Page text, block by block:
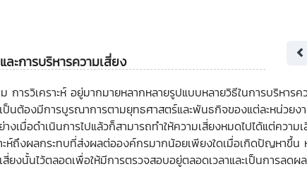
ะการบริหารความเสี่ยง
ารวิเคราะห์ อยู่มากมายหลากหลายรูปแบบหลายวิธีในการบริหารค
นต้องมีการบูรณาการตามยุทธศาสตร์และพันธกิจของแต่ละหน่วยง
มื่อดำเนินการไปแล้วก็สามารถทำให้ความเสี่ยงหมดไปได้แต่ความ
ห์ถึงผลกระทบที่ส่งผลต่อองค์กรมากน้อยเพียงใดเมื่อเกิดปัญหาขึ้น
งนั้นไว้ตลอดเพื่อให้มีการตรวจสอบอยู่ตลอดเวลาและเป็นการลดผ